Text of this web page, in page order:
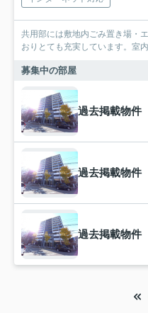
共用部には敷地内ごみ置き場・
おりとても充実しています。室
募集中の部屋
過去掲載物件
過去掲載物件
過去掲載物件